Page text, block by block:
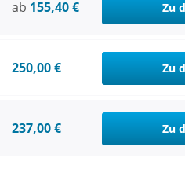
ab 155,40 € Zu
250,00 € Zu
237,00 € Zu